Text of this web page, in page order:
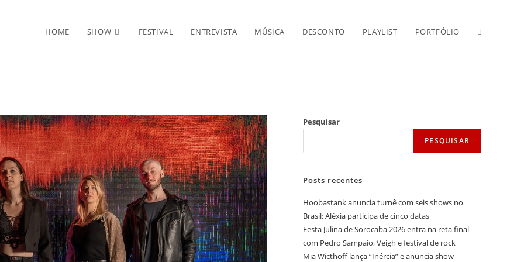
HOME SHOW FESTIVAL ENTREVISTA MÚSICA DESCONTO PLAYLIST PORTFÓLIO Alternar
Pesquisar
PESQUISAR
Posts recentes
Hoobastank anuncia turnê com seis shows no
Brasil; Aléxia participa de cinco datas
Festa Julina de Sorocaba 2026 entra na reta final
com Pedro Sampaio, Veigh e festival de rock
Mia Wicthoff lança “Inércia” e anuncia show